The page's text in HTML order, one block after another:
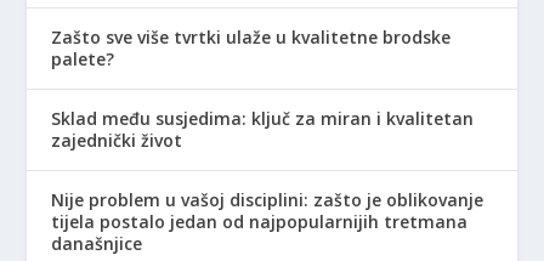
Zašto sve više tvrtki ulaže u kvalitetne brodske
palete?
Sklad među susjedima: ključ za miran i kvalitetan
zajednički život
Nije problem u vašoj disciplini: zašto je oblikovanje
tijela postalo jedan od najpopularnijih tretmana
današnjice